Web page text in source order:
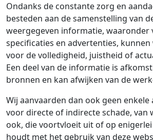
Ondanks de constante zorg en
besteden aan de samenstelling van
weergegeven informatie, waaronder
specificaties en advertenties,
voor de volledigheid, juistheid of
Een deel van de informatie is
bronnen en kan afwijken van de
Wij aanvaarden dan ook geen
voor directe of indirecte schade, van
ook, die voortvloeit uit of op
houdt met het gebruik van deze